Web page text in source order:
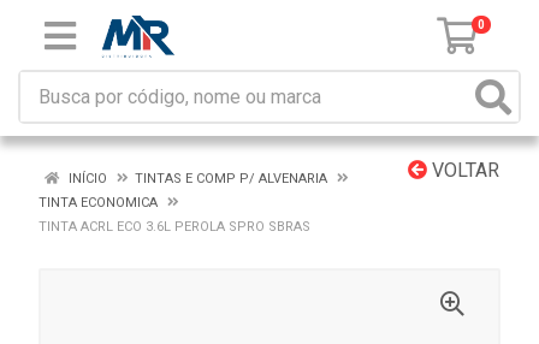
0
VOLTAR
INÍCIO
TINTAS E COMP P/ ALVENARIA
TINTA ECONOMICA
TINTA ACRL ECO 3.6L PEROLA SPRO SBRAS